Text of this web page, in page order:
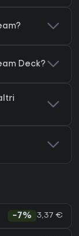
Deck?
-7% 3,37 €